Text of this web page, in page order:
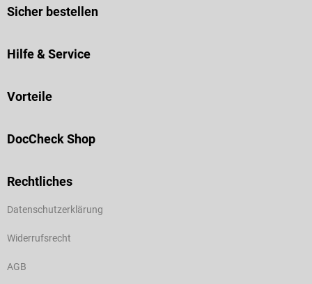
Sicher bestellen
Hilfe & Service
Vorteile
DocCheck Shop
Rechtliches
Datenschutzerklärung
Widerrufsrecht
AGB